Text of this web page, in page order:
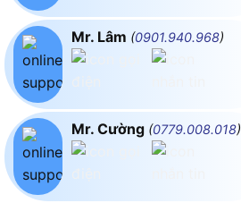
Mr. Lâm (0901.940.968)
Mr. Cường (0779.008.018)